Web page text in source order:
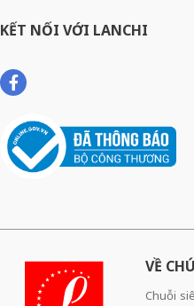
KẾT NỐI VỚI LANCHI
VỀ
Chuỗi